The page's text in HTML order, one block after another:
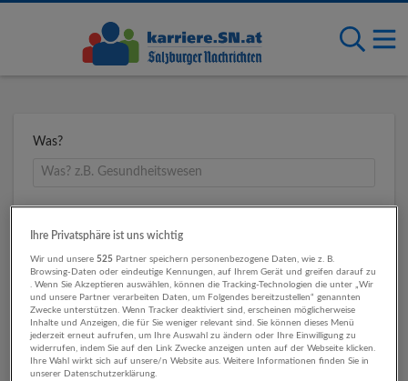
Was?
Umkreis
Ihre Privatsphäre ist uns wichtig
Wir und unsere525 Partner speichern personenbezogene Daten, wie z. B.
Browsing-Daten oder eindeutige Kennungen, auf Ihrem Gerät und greifen darauf zu
. Wenn Sie Akzeptieren auswählen, können die Tracking-Technologien die unter „Wir
und unsere Partner verarbeiten Daten, um Folgendes bereitzustellen“ genannten
Zwecke unterstützen. Wenn Tracker deaktiviert sind, erscheinen möglicherweise
Inhalte und Anzeigen, die für Sie weniger relevant sind. Sie können dieses Menü
jederzeit erneut aufrufen, um Ihre Auswahl zu ändern oder Ihre Einwilligung zu
widerrufen, indem Sie auf den Link Zwecke anzeigen unten auf der Webseite klicken.
Ihre Wahl wirkt sich auf unsere/n Website aus. Weitere Informationen finden Sie in
unserer Datenschutzerklärung.